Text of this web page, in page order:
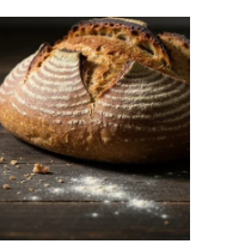
LEPKU:
KOMPLETNÍ
PRŮVODCE
PEČENÍM
(2026)